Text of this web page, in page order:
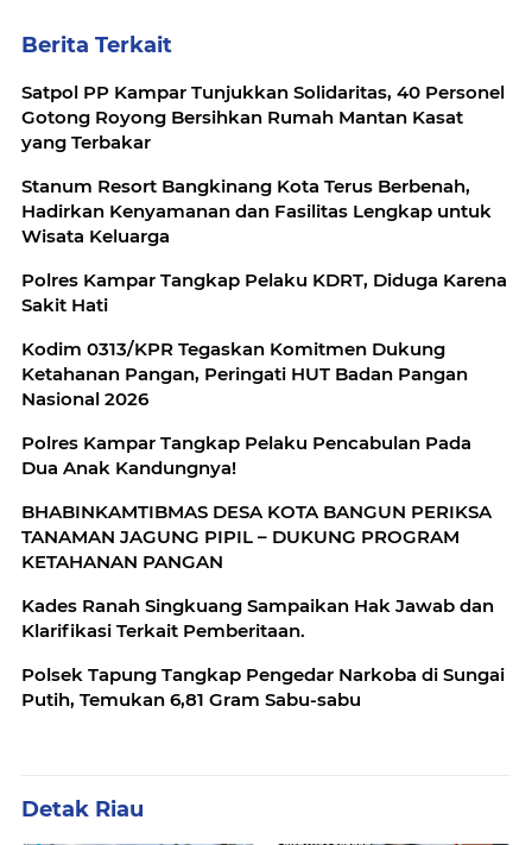
Berita Terkait
Satpol PP Kampar Tunjukkan Solidaritas, 40 Personel
Gotong Royong Bersihkan Rumah Mantan Kasat
yang Terbakar
Stanum Resort Bangkinang Kota Terus Berbenah,
Hadirkan Kenyamanan dan Fasilitas Lengkap untuk
Wisata Keluarga
Polres Kampar Tangkap Pelaku KDRT, Diduga Karena
Sakit Hati
Kodim 0313/KPR Tegaskan Komitmen Dukung
Ketahanan Pangan, Peringati HUT Badan Pangan
Nasional 2026
Polres Kampar Tangkap Pelaku Pencabulan Pada
Dua Anak Kandungnya!
BHABINKAMTIBMAS DESA KOTA BANGUN PERIKSA
TANAMAN JAGUNG PIPIL – DUKUNG PROGRAM
KETAHANAN PANGAN
Kades Ranah Singkuang Sampaikan Hak Jawab dan
Klarifikasi Terkait Pemberitaan.
Polsek Tapung Tangkap Pengedar Narkoba di Sungai
Putih, Temukan 6,81 Gram Sabu-sabu
Detak Riau